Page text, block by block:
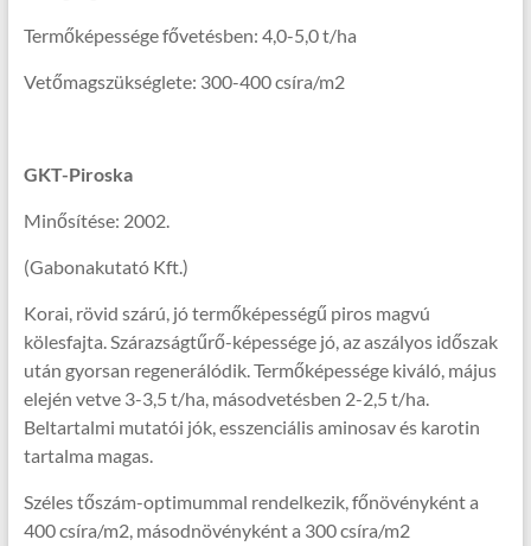
Termőképessége fővetésben: 4,0-5,0 t/ha
Vetőmagszükséglete: 300-400 csíra/m2
GKT-Piroska
Minősítése: 2002.
(Gabonakutató Kft.)
Korai, rövid szárú, jó termőképességű piros magvú
kölesfajta. Szárazságtűrő-képessége jó, az aszályos időszak
után gyorsan regenerálódik. Termőképessége kiváló, május
elején vetve 3-3,5 t/ha, másodvetésben 2-2,5 t/ha.
Beltartalmi mutatói jók, esszenciális aminosav és karotin
tartalma magas.
Széles tőszám-optimummal rendelkezik, főnövényként a
400 csíra/m2, másodnövényként a 300 csíra/m2